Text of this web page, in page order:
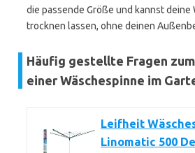
die passende Größe und kannst deine
trocknen lassen, ohne deinen
Häufig gestellte Fragen
einer Wäschespinne im
Leifheit
Linomatic 500